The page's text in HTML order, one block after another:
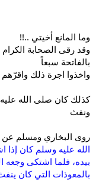
وما المانع أخيتي ..!!
وقد رقى الصحابة
بالفاتحة سبعاً
واخذوا اجرة ذلك
كذلك كان صلى الله
ونفث
روى البخاري ومسلم عن
الله عليه وسلم كان
بيده، فلما اشتكى
بالمعوذات التي كان